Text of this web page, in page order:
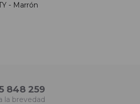
- Marrón
848 259
la brevedad